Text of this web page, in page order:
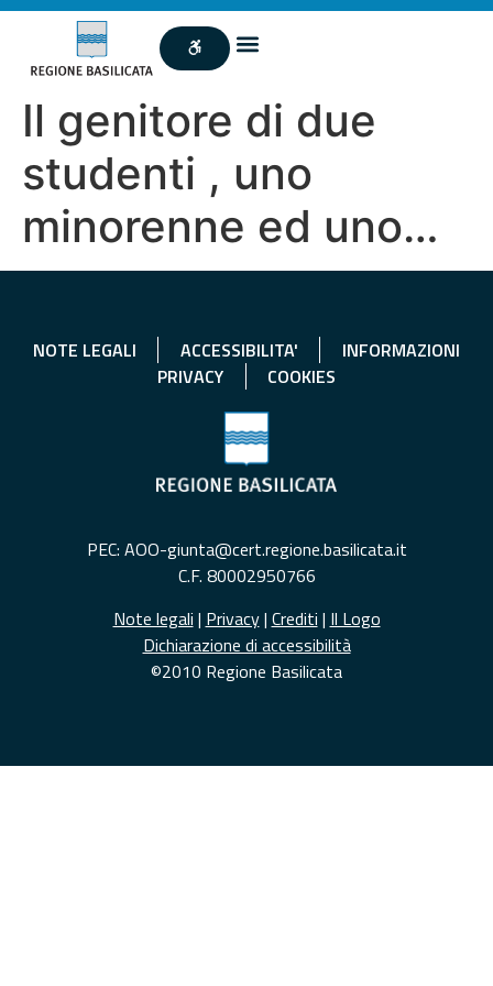
Il genitore di due
studenti , uno
minorenne ed uno…
NOTE LEGALI ACCESSIBILITA'
INFORMAZIONI
PRIVACY
COOKIES
PEC: AOO-giunta@cert.regione.basilicata.it
C.F. 80002950766
Note legali | Privacy| Crediti | Il Logo
Dichiarazione di accessibilità
©2010 Regione Basilicata